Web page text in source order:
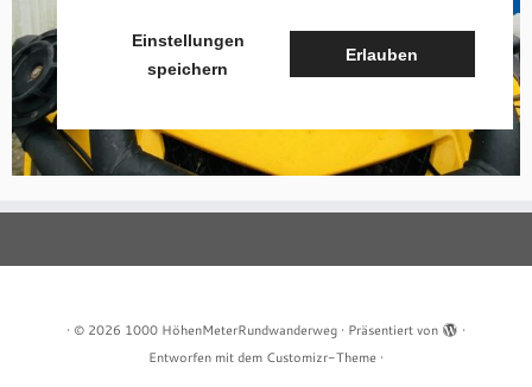
· © 2026 1000 HöhenMeterRundwanderweg · Präsentiert von
·
Entworfen mit dem Customizr-Theme ·
Einstellungen
speichern
Erlauben